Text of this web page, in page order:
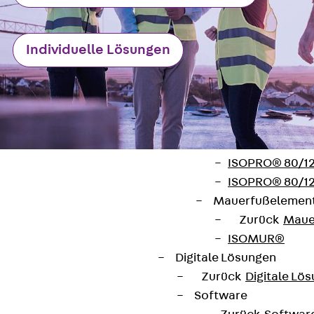
Wärmedämmung
Zurück
Zurück
ISOPRO®
ISOPRO® 120
ISOPRO® 80/
ISOPRO® 80/
Zurück
ISOMUR®
Digitale Lösungen
Zurück Digitale
Software
Individuelle Lösungen